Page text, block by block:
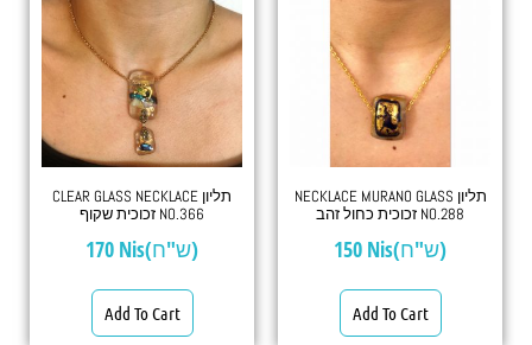
CLEAR GLASS NECKLACE תליון
זכוכית שקוף NO.366
170 Nis(ש"ח)
Add To Cart
NECKLACE MURANO GLASS תליון
זכוכית כחול זהב NO.288
150 Nis(ש"ח)
Add To Cart